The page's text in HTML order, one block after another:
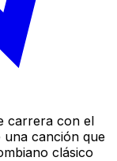
carrera con el
una canción que
clásico